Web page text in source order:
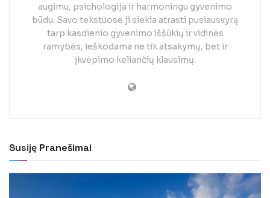
augimu, psichologija ir harmoningu gyvenimo
būdu. Savo tekstuose ji siekia atrasti pusiausvyrą
tarp kasdienio gyvenimo iššūkių ir vidinės
ramybės, ieškodama ne tik atsakymų, bet ir
įkvėpimo keliančių klausimų.
Susiję Pranešimai